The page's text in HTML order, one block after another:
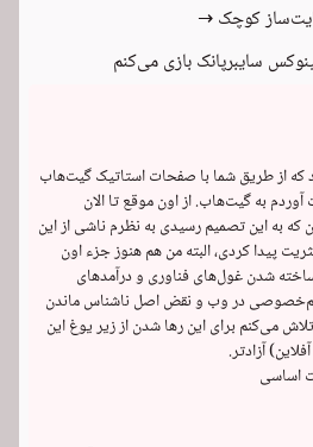
کوچک →
سایبرپانک بازی می‌کنم
اساسی